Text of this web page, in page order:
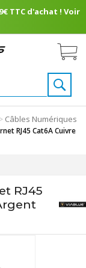
TTC d'achat ! Voir
> Câbles Numériques
RJ45 Cat6A Cuivre
RJ45